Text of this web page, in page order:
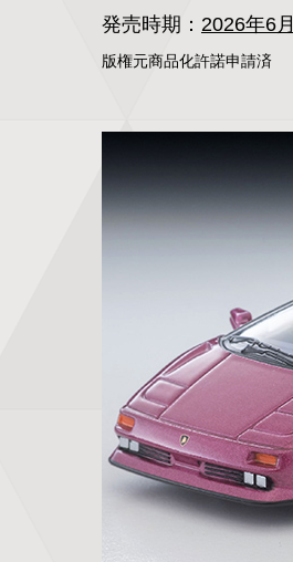
発売時期： 2026年6月
版権元商品化許諾申請済